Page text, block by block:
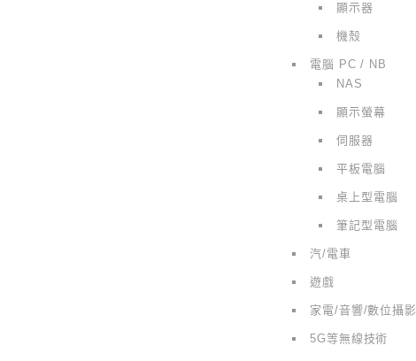
顯示器
機殼
電腦 PC / NB
NAS
顯示螢幕
伺服器
平板電腦
桌上型電腦
筆記型電腦
汽/電車
遊戲
家電/音響/數位攝影
5G等無線技術